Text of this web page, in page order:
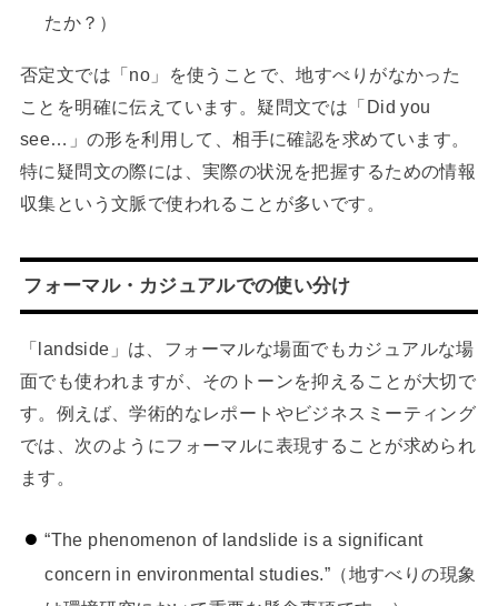
たか？）
否定文では「no」を使うことで、地すべりがなかった
ことを明確に伝えています。疑問文では「Did you
see…」の形を利用して、相手に確認を求めています。
特に疑問文の際には、実際の状況を把握するための情報
収集という文脈で使われることが多いです。
フォーマル・カジュアルでの使い分け
「landside」は、フォーマルな場面でもカジュアルな場
面でも使われますが、そのトーンを抑えることが大切で
す。例えば、学術的なレポートやビジネスミーティング
では、次のようにフォーマルに表現することが求められ
ます。
“The phenomenon of landslide is a significant
concern in environmental studies.”（地すべりの現象